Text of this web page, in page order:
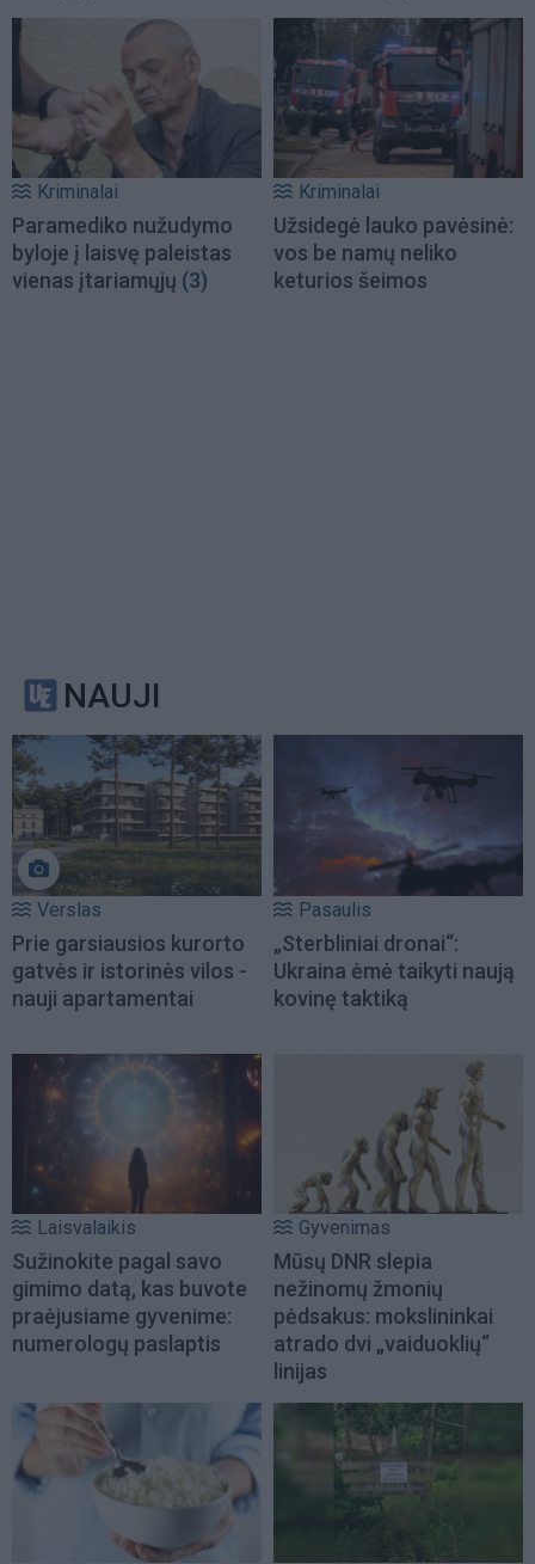
Kriminalai
Paramediko nužudymo
byloje į laisvę paleistas
vienas įtariamųjų (3)
Kriminalai
Užsidegė lauko pavėsinė:
vos be namų neliko
keturios šeimos
NAUJI
Verslas
Prie garsiausios kurorto
gatvės ir istorinės vilos -
nauji apartamentai
Pasaulis
„Sterbliniai dronai“:
Ukraina ėmė taikyti naują
kovinę taktiką
Laisvalaikis
Sužinokite pagal savo
gimimo datą, kas buvote
praėjusiame gyvenime:
numerologų paslaptis
Gyvenimas
Mūsų DNR slepia
nežinomų žmonių
pėdsakus: mokslininkai
atrado dvi „vaiduoklių“
linijas